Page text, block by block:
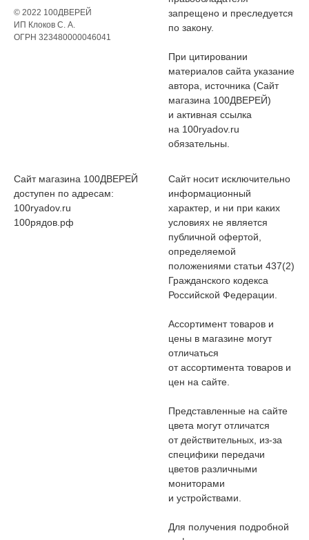
© 2022 100ДВЕРЕЙ
ИП Клоков С. А.
ОГРН 323480000046041
запрещено и преследуется
по закону.
При цитировании
материалов сайта указание
автора, источника (Сайт
магазина 100ДВЕРЕЙ)
и активная ссылка
на 100ryadov.ru
обязательны.
Сайт магазина 100ДВЕРЕЙ
доступен по адресам:
100ryadov.ru
100рядов.рф
Сайт носит исключительно
информационный
характер, и ни при каких
условиях не является
публичной офертой,
определяемой
положениями статьи 437(2)
Гражданского кодекса
Российской Федерации.
Ассортимент товаров и
цены в магазине могут
отличаться
от ассортимента товаров и
цен на сайте.
Представленные на сайте
цвета могут отличатся
от действительных, из-за
специфики передачи
цветов различными
мониторами
и устройствами.
Для получения подробной